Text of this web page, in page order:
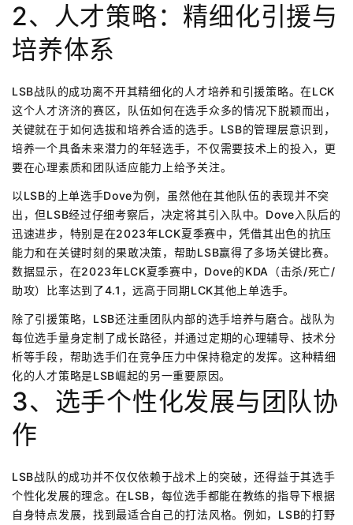
2、人才策略：精细化引援与
培养体系
LSB战队的成功离不开其精细化的人才培养和引援策略。在LCK
这个人才济济的赛区，队伍如何在选手众多的情况下脱颖而出，
关键就在于如何选拔和培养合适的选手。LSB的管理层意识到，
培养一个具备未来潜力的年轻选手，不仅需要技术上的投入，更
要在心理素质和团队适应能力上给予关注。
以LSB的上单选手Dove为例，虽然他在其他队伍的表现并不突
出，但LSB经过仔细考察后，决定将其引入队中。Dove入队后的
迅速进步，特别是在2023年LCK夏季赛中，凭借其出色的抗压
能力和在关键时刻的果敢决策，帮助LSB赢得了多场关键比赛。
数据显示，在2023年LCK夏季赛中，Dove的KDA（击杀/死亡/
助攻）比率达到了4.1，远高于同期LCK其他上单选手。
除了引援策略，LSB还注重团队内部的选手培养与磨合。战队为
每位选手量身定制了成长路径，并通过定期的心理辅导、技术分
析等手段，帮助选手们在竞争压力中保持稳定的发挥。这种精细
化的人才策略是LSB崛起的另一重要原因。
3、选手个性化发展与团队协
作
LSB战队的成功并不仅仅依赖于战术上的突破，还得益于其选手
个性化发展的理念。在LSB，每位选手都能在教练的指导下根据
自身特点发展，找到最适合自己的打法风格。例如，LSB的打野